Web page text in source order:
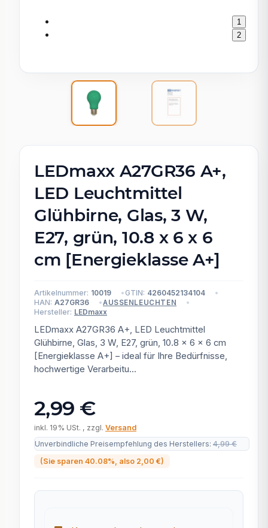
1
2
LEDmaxx A27GR36 A+,
LED Leuchtmittel
Glühbirne, Glas, 3 W,
E27, grün, 10.8 x 6 x 6
cm [Energieklasse A+]
Artikelnummer: 10019 GTIN: 4260452134104
HAN: A27GR36 AUSSENLEUCHTEN
Hersteller: LEDmaxx
LEDmaxx A27GR36 A+, LED Leuchtmittel
Glühbirne, Glas, 3 W, E27, grün, 10.8 x 6 x 6 cm
[Energieklasse A+] – ideal für Ihre Bedürfnisse,
hochwertige Verarbeitu...
2,99 €
inkl. 19% USt. , zzgl. Versand
Unverbindliche Preisempfehlung des Herstellers: 4,99 €
(Sie sparen 40.08%, also 2,00 €)